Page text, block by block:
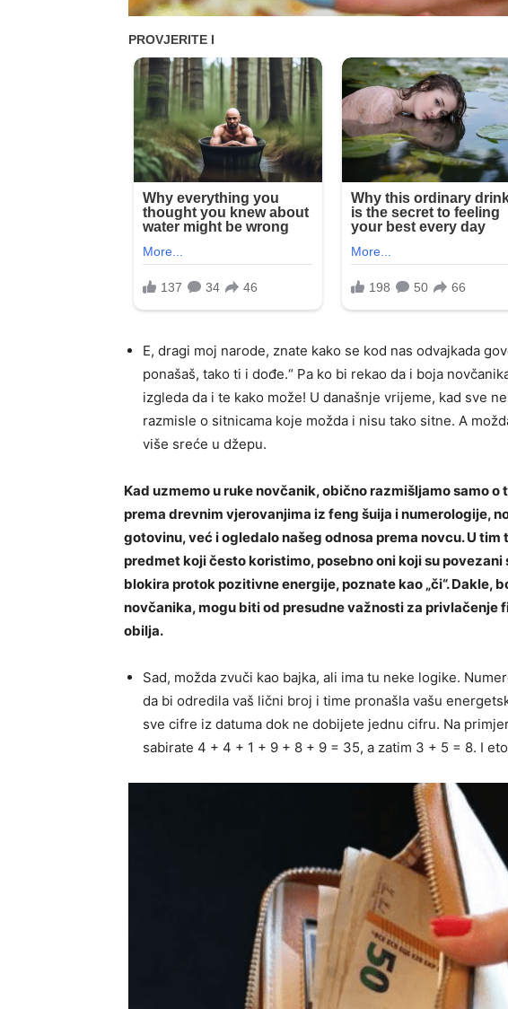
E, dragi moj narode, znate kako se kod nas odvajkada
ponašaš, tako ti i dođe.“ Pa ko bi rekao da i boja
izgleda da i te kako može! U današnje vrijeme, kad sve
razmisle o sitnicama koje možda i nisu tako sitne. A
više sreće u džepu.
Kad uzmemo u ruke novčanik, obično razmišljamo samo o
prema drevnim vjerovanjima iz feng šuija i numerologije,
gotovinu, već i ogledalo našeg odnosa prema novcu. U
predmet koji često koristimo, posebno oni koji su povezani
blokira protok pozitivne energije, poznate kao „či“. Dakle,
novčanika, mogu biti od presudne važnosti za privlačenje
obilja.
Sad, možda zvuči kao bajka, ali ima tu neke logike.
da bi odredila vaš lični broj i time pronašla vašu
sve cifre iz datuma dok ne dobijete jednu cifru. Na
sabirate 4 + 4 + 1 + 9 + 8 + 9 = 35, a zatim 3 + 5 = 8. I